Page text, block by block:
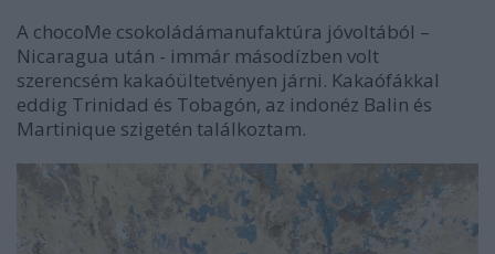
A chocoMe csokoládámanufaktúra jóvoltából –
Nicaragua után - immár másodízben volt
szerencsém kakaóültetvényen járni. Kakaófákkal
eddig Trinidad és Tobagón, az indonéz Balin és
Martinique szigetén találkoztam.